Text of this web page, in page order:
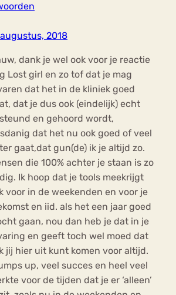
2018
dank je wel ook voor je reactie
Lost girl en zo tof dat je mag
dat het in de kliniek goed
dat je dus ook (eindelijk) echt
en gehoord wordt,
dat het nu ook goed of veel
gaat,dat gun(de) ik je altijd zo.
die 100% achter je staan is zo
Ik hoop dat je tools meekrijgt
voor in de weekenden en voor je
en iid. als het een jaar goed
gaan, nou dan heb je dat in je
en geeft toch wel moed dat
jij hier uit kunt komen voor altijd.
up, veel succes en heel veel
voor de tijden dat je er ‘alleen’